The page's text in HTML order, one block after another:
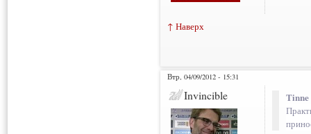
↑ Наверх
Втр, 04/09/2012 - 15:31
Invincible Tinne